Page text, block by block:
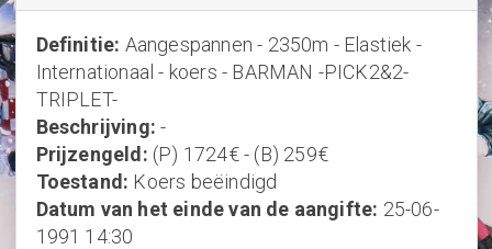
Definitie: Aangespannen - 2350m - Elastiek -
Internationaal - koers - BARMAN -PICK2&2-
TRIPLET-
Beschrijving: -
Prijzengeld : (P) 1724€ - (B) 259€
Toestand : Koers beëindigd
Datum van het einde van de aangifte: 25-06-
1991 14:30